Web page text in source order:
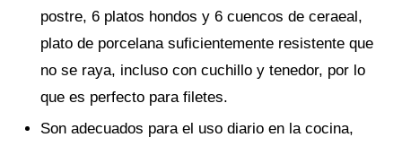
postre, 6 platos hondos y 6 cuencos de ceraeal,
plato de porcelana suficientemente resistente que
no se raya, incluso con cuchillo y tenedor, por lo
que es perfecto para filetes.
Son adecuados para el uso diario en la cocina,